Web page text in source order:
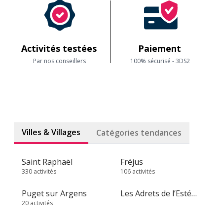
Activités testées
Par nos conseillers
Paiement
100% sécurisé - 3DS2
Villes & Villages Catégories tendances
Saint Raphaël
330 activités
Fréjus
106 activités
Puget sur Argens
20 activités
Les Adrets de l’Estérel